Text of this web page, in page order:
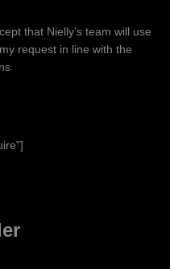
that Nielly’s team will use
request in line with the